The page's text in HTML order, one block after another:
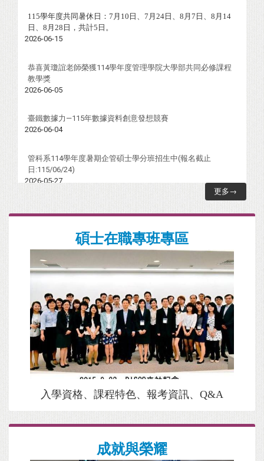
115學年度共同暑休日： 7 月 10 日 、 7 月 24日 、 8 月 7 日 、 8 月 14
日 、 8 月 28 日 ，共計5 日。
2026-06-15
恭喜黃瓊誼老師榮獲114學年度管理學院大學部共同必修課程
教學獎
2026-06-05
臺鐵數據力—115年數據資料創意發想競賽
2026-06-04
管科系114學年度暑期企管碩士學分班招生中(報名截止
日:115/06/24)
2026-05-27
國立陽明交通大學管理科學系115學年度大學部招生口試時間
協調申請表
115學年度管理科學系博士班考試入學招生初試合格名單
2026-04-30
115學年度管科系 博士班入學招生注意事項--內含「考生基本資
料表」檔案
2026-03-26
更多→
碩士在職專班專區
入學資格、課程特色、報考資訊、Q&A
成就與榮耀